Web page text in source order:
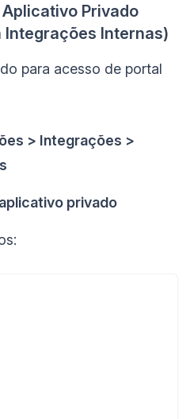
Privado
Integrações Internas)
para acesso de portal
> Integrações >
privado